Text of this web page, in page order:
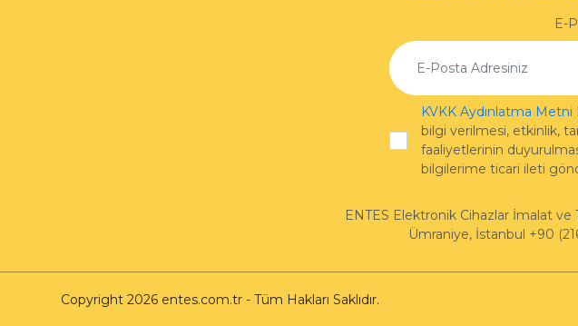
E-
KVKK Aydınlatma Metni
bilgi verilmesi, etkinlik,
faaliyetlerinin
bilgilerime ticari ileti
ENTES Elektronik Cihazlar İmalat ve
Ümraniye, İstanbul +90
Copyright 2026 entes.com.tr - Tüm Hakları Saklıdır.